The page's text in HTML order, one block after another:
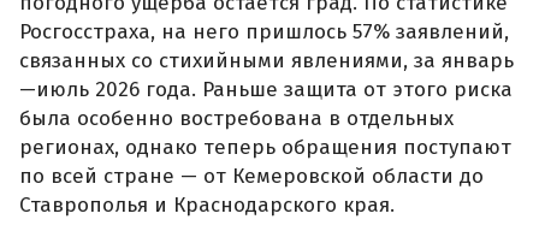
Росгосстраха, на него пришлось 57% заявлений,
связанных со стихийными явлениями, за январь
—июль 2026 года. Раньше защита от этого риска
была особенно востребована в отдельных
регионах, однако теперь обращения поступают
по всей стране — от Кемеровской области до
Ставрополья и Краснодарского края.